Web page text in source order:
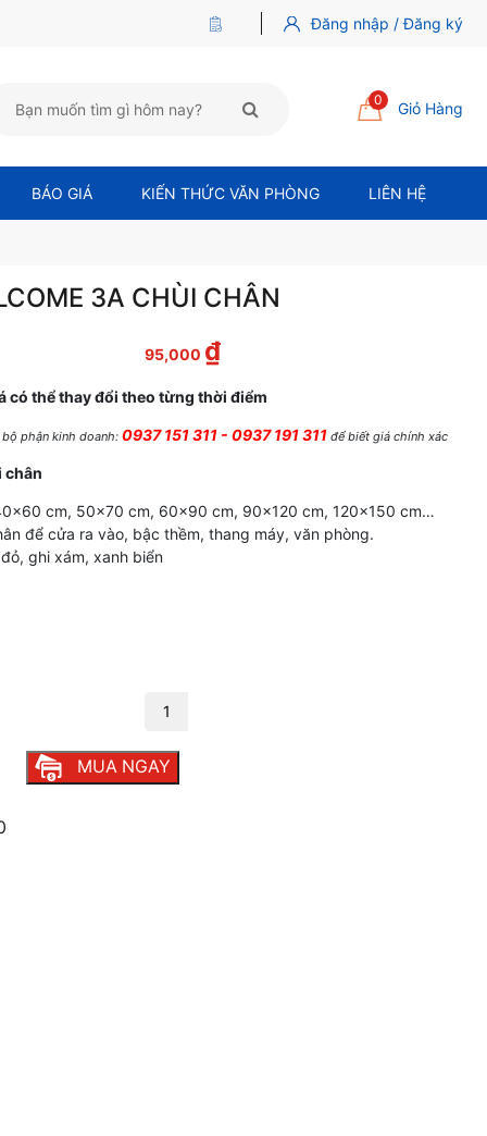
Đăng nhập / Đăng ký
0 Giỏ Hàng
BÁO GIÁ KIẾN THỨC VĂN PHÒNG LIÊN HỆ
3A CHÙI CHÂN
95,000 ₫
có thể thay đổi theo từng thời điểm
phận kinh doanh: 0937 151 311 - 0937 191 311 để biết giá chính xác
chân
cm, 50×70 cm, 60×90 cm, 90×120 cm, 120×150 cm…
để cửa ra vào, bậc thềm, thang máy, văn phòng.
ghi xám, xanh biển
MUA NGAY